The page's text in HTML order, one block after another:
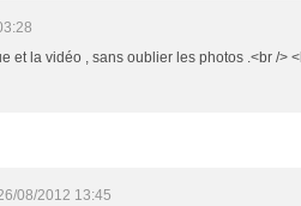
et la vidéo , sans oublier les photos .<br />
08/2012 13:45